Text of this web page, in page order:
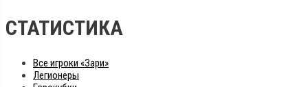
СТАТИСТИКА
Все игроки «Зари»
Легионеры